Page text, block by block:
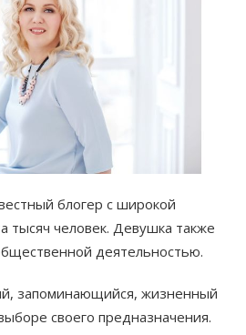
блогер с широкой
тысяч человек. Девушка также
деятельностью.
запоминающийся, жизненный
своего предназначения.